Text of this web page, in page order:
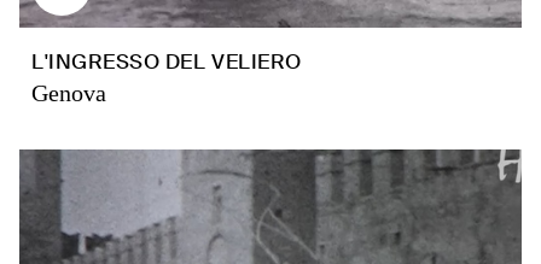
L'INGRESSO DEL VELIERO
Genova